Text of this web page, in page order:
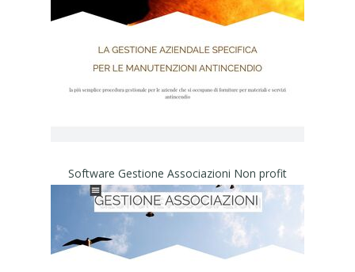
Software Gestione Associazioni Non profit